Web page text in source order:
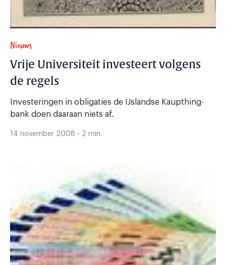
Nieuws
Vrije Universiteit investeert volgens
de regels
Investeringen in obligaties de IJslandse Kaupthing-
bank doen daaraan niets af.
14 november 2008 - 2 min.